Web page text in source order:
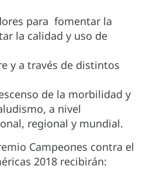
para fomentar la
la calidad y uso de
y a través de distintos
de la morbilidad y
a nivel
regional y mundial.
Campeones contra el
2018 recibirán: